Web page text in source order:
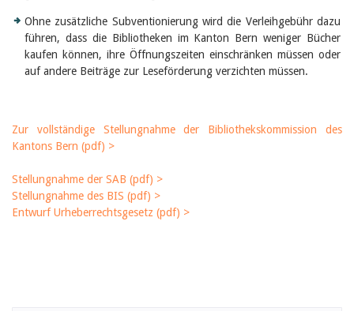
März 2025
Februar 2025
2024
2023
2019
2018
2015
2014
2013
Ohne zusätzliche Subventionierung wird die Verleihgebühr dazu
führen, dass die Bibliotheken im Kanton Bern weniger Bücher
kaufen können, ihre Öffnungszeiten einschränken müssen oder
auf andere Beiträge zur Leseförderung verzichten müssen.
Zur vollständige Stellungnahme der Bibliothekskommission des
Kantons Bern (pdf) >
Stellungnahme der SAB (pdf) >
Stellungnahme des BIS (pdf) >
Entwurf Urheberrechtsgesetz (pdf) >